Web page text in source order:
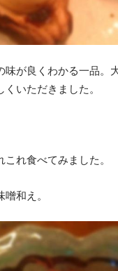
味が良くわかる一品。
いただきました。
れ食べてみました。
和え。